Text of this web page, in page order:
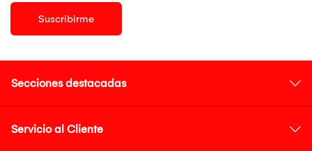
Suscribirme
Secciones destacadas
Servicio al Cliente